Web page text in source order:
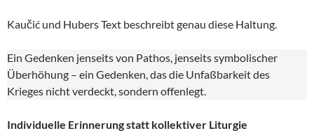
Kaučić und Hubers Text beschreibt genau diese Haltung.
Ein Gedenken jenseits von Pathos, jenseits symbolischer
Überhöhung – ein Gedenken, das die Unfaßbarkeit des
Krieges nicht verdeckt, sondern offenlegt.
Individuelle Erinnerung statt kollektiver Liturgie